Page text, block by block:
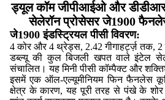
ड्यूल कॉम जीपीआईओ और
सेलेरॉन प्रोसेसर जे1900
जे1900 इंडस्ट्रियल पीसी विवरण:
4 कोर और 4 थ्रेड्स, 2.42 गीगाहर्ट्ज़ तक,
डब्ल्यू की कुल बिजली खपत वाले इंटेल
संचालित। यह मिनी पीसी कॉम्पैक्ट और
इसमें एक ऑल-एल्यूमीनियम फिन फैनलेस
क्षेत्र के कारण, यह पूरी तरह से पंखे के